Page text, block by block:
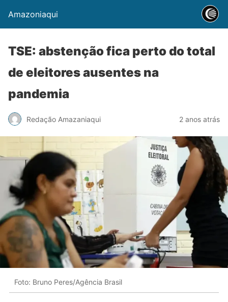
Amazoniaqui
TSE: abstenção fica perto do total
de eleitores ausentes na
pandemia
Redação Amazaniaqui 2 anos atrás
Foto: Bruno Peres/Agência Brasil